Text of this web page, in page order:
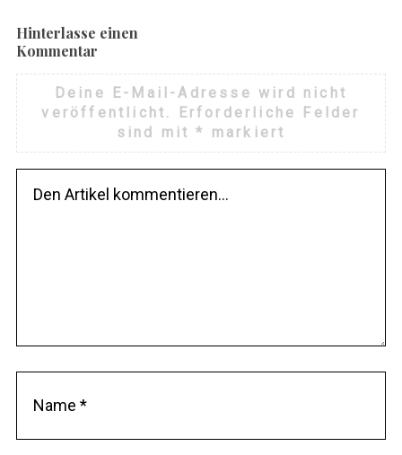
Hinterlasse einen
Kommentar
Deine E-Mail-Adresse wird nicht
veröffentlicht.
Erforderliche Felder
sind mit* markiert